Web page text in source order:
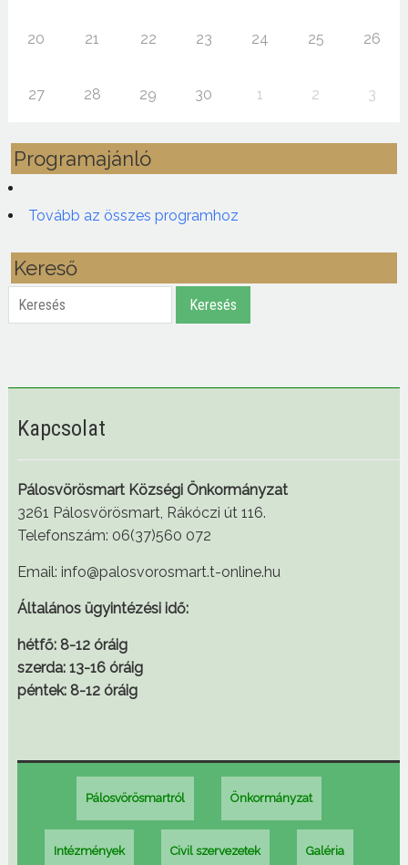
20 21 22 23 24 25 26
27 28 29 30 1 2 3
Programajánló
Tovább az összes programhoz
Kereső
Keresés Keresés
Kapcsolat
Pálosvörösmart Községi Önkormányzat
3261 Pálosvörösmart, Rákóczi út 116.
Telefonszám: 06(37)560 072
Email: info@palosvorosmart.t-online.hu
Általános ügyintézési idő:
hétfő: 8-12 óráig
szerda: 13-16 óráig
péntek: 8-12 óráig
Pálosvörösmartról Önkormányzat
Intézmények Civil szervezetek Galéria